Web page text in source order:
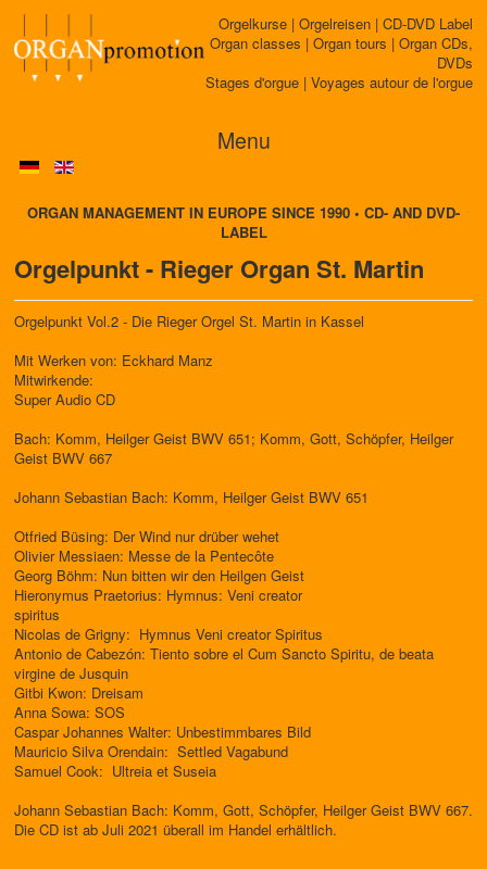
Orgelkurse | Orgelreisen | CD-DVD Label
Organ classes | Organ tours | Organ CDs,
DVDs
Stages d'orgue | Voyages autour de l'orgue
Menu
ORGAN MANAGEMENT IN EUROPE SINCE 1990 • CD- AND DVD-
LABEL
Orgelpunkt - Rieger Organ St. Martin
Orgelpunkt Vol.2 - Die Rieger Orgel St. Martin in Kassel
Mit Werken von: Eckhard Manz
Mitwirkende:
Super Audio CD
Bach: Komm, Heilger Geist BWV 651; Komm, Gott, Schöpfer, Heilger
Geist BWV 667
Johann Sebastian Bach: Komm, Heilger Geist BWV 651
Otfried Büsing: Der Wind nur drüber wehet
Olivier Messiaen: Messe de la Pentecôte
Georg Böhm: Nun bitten wir den Heilgen Geist
Hieronymus Praetorius: Hymnus: Veni creator
spiritus
Nicolas de Grigny: Hymnus Veni creator Spiritus
Antonio de Cabezón: Tiento sobre el Cum Sancto Spiritu, de beata
virgine de Jusquin
Gitbi Kwon: Dreisam
Anna Sowa: SOS
Caspar Johannes Walter: Unbestimmbares Bild
Mauricio Silva Orendain: Settled Vagabund
Samuel Cook: Ultreia et Suseia
Johann Sebastian Bach: Komm, Gott, Schöpfer, Heilger Geist BWV 667.
Die CD ist ab Juli 2021 überall im Handel erhältlich.